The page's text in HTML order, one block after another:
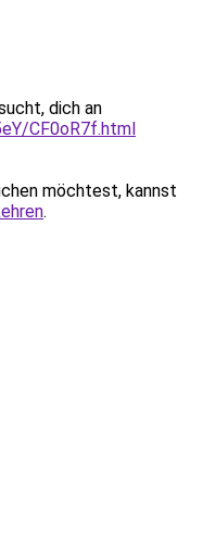
dich an
CF0oR7f.html
möchtest, kannst
.